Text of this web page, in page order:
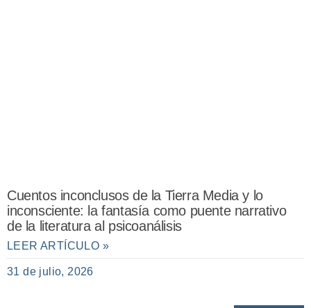
Cuentos inconclusos de la Tierra Media y lo
inconsciente: la fantasía como puente narrativo
de la literatura al psicoanálisis
LEER ARTÍCULO »
31 de julio, 2026